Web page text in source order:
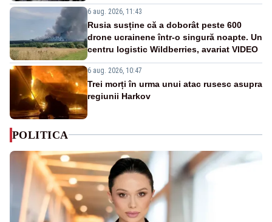
6 aug. 2026, 11:43
Rusia susține că a doborât peste 600
drone ucrainene într-o singură noapte. Un
centru logistic Wildberries, avariat VIDEO
6 aug. 2026, 10:47
Trei morți în urma unui atac rusesc asupra
regiunii Harkov
POLITICA